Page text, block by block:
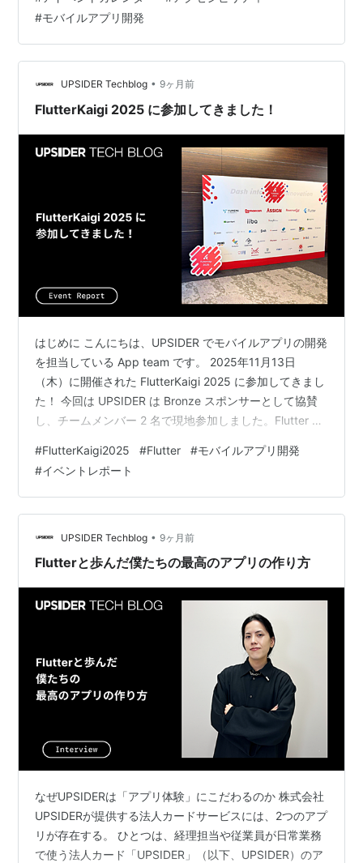
す。 そんな時に判断材料になるよう、主要なモバイルア
プリ開発フレームワークとのアクセシビリティ対応状況
を比較してみました。 モバイルアプリ開発フレームワー
クは、機能・コスト・チーム体制などさまざまな観点で
選…
#モバイルアプリ開発
UPSIDER Techblog • 9ヶ月前
FlutterKaigi 2025 に参加してきました！
はじめに こんにちは、UPSIDER でモバイルアプリの開発
を担当している App team です。 2025年11月13日
（木）に開催された FlutterKaigi 2025 に参加してきまし
た！ 今回は UPSIDER は Bronze スポンサーとして協賛
し、チームメンバー 2 名で現地参加しました。Flutter の
です。 Flutter を主要技術としてアプリを開発している私
たちにとって、このイベントは毎年大きな刺激を受ける
機会です。本記事では、印象に残ったセッションや会場
の雰囲気、そして今回得た学びについてレポートしま
す。 Flu…
#FlutterKaigi2025 #Flutter #モバイルアプリ開発
#イベントレポート
UPSIDER Techblog • 9ヶ月前
Flutterと歩んだ僕たちの最高のアプリの作り方
なぜUPSIDERは「アプリ体験」にこだわるのか 株式会社
UPSIDERが提供する法人カードサービスには、2つのアプ
リが存在する。 ひとつは、経理担当や従業員が日常業務
で使う法人カード「UPSIDER」（以下、UPSIDER）のア